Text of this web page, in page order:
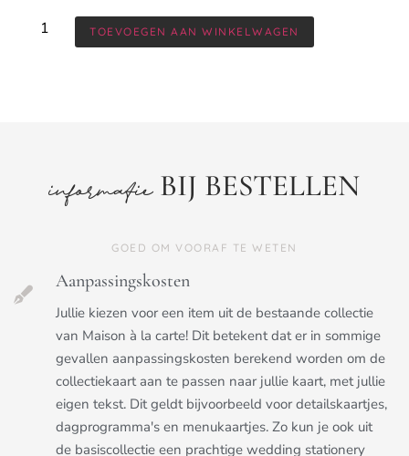
TOEVOEGEN AAN WINKELWAGEN
informatieBIJ BESTELLEN
GOED OM VOORAF TE WETEN
Aanpassingskosten
Jullie kiezen voor een item uit de bestaande collectie
van Maison à la carte! Dit betekent dat er in sommige
gevallen aanpassingskosten berekend worden om de
collectiekaart aan te passen naar jullie kaart, met jullie
eigen tekst. Dit geldt bijvoorbeeld voor detailskaartjes,
dagprogramma's en menukaartjes. Zo kun je ook uit
de basiscollectie een prachtige wedding stationery